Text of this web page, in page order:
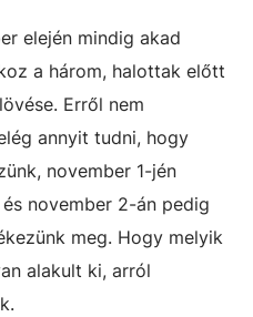
elején mindig akad
a három, halottak előtt
Erről nem
annyit tudni, hogy
november 1-jén
november 2-án pedig
meg. Hogy melyik
alakult ki, arról